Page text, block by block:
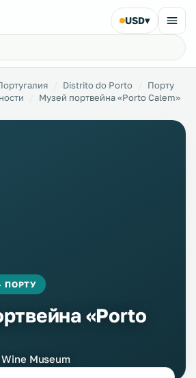
USD▾
Distrito do Porto
Порту
Музей портвейна «Porto Calem»
ПОРТУ
«Porto
Museum